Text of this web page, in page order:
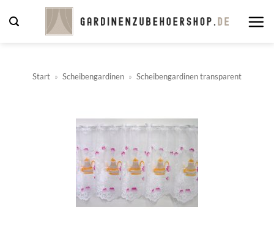
Inhalt
Start » Scheibengardinen » Scheibengardinen transparent